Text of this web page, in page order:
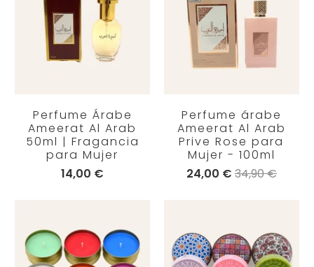
Perfume Árabe
Ameerat Al Arab
50ml | Fragancia
para Mujer
14,00 €
Perfume árabe
Ameerat Al Arab
Prive Rose para
Mujer - 100ml
24,00 €34,90 €